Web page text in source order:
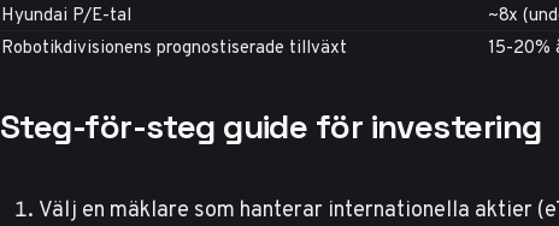
Hyundai P/E-tal
~8x
Robotikdivisionens prognostiserade tillväxt
15-20%
Steg-för-steg guide för investering
Välj en mäklare som hanterar internationella aktier